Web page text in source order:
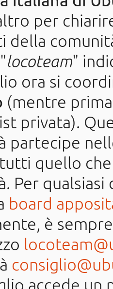
per
della
locoteam"
ora si
(mentre
privata).
partecipe
quello
Per
board
è
accede